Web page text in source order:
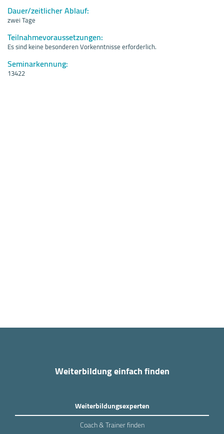
Dauer/zeitlicher Ablauf:
zwei Tage
Teilnahmevoraussetzungen:
Es sind keine besonderen Vorkenntnisse erforderlich.
Seminarkennung:
13422
Weiterbildung einfach finden
Weiterbildungsexperten
Coach & Trainer finden